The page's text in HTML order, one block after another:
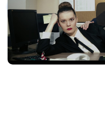
Заказать услугу